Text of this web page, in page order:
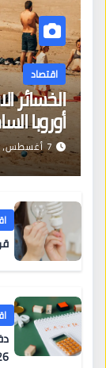
اقتصاد
الخسائر
أوروبا
7 أغسطس، 2026